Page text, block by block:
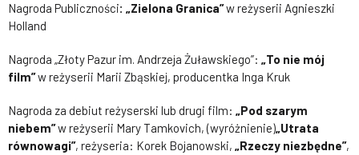
Nagroda Publiczności: „Zielona Granica”w reżyserii Agnieszki
Holland
Nagroda „Złoty Pazur im. Andrzeja Żuławskiego”: „To nie mój
film”w reżyserii Marii Zbąskiej, producentka Inga Kruk
Nagroda za debiut reżyserski lub drugi film: „Pod szarym
niebem”w reżyserii Mary Tamkovich, (wyróżnienie)„Utrata
równowagi”, reżyseria: Korek Bojanowski, „Rzeczy niezbędne”,